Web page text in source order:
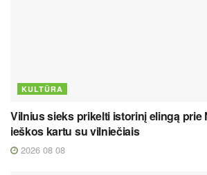
KULTŪRA
Vilnius sieks prikelti istorinį elingą prie
ieškos kartu su vilniečiais
2026 08 08